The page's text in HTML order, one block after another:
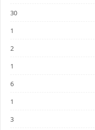
30
1
2
1
6
1
3